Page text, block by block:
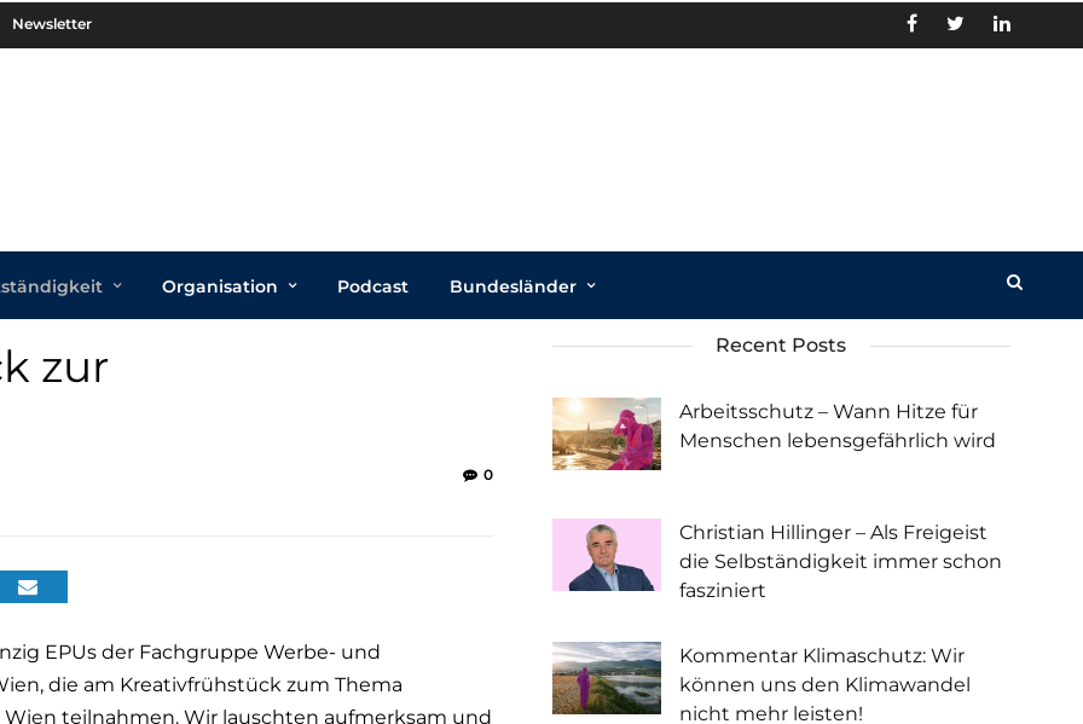
Newsletter
Organisation Podcast Bundesländer
zur
0
EPUs der Fachgruppe Werbe- und
die am Kreativfrühstück zum Thema
teilnahmen. Wir lauschten aufmerksam und
Recent Posts
Arbeitsschutz – Wann Hitze für
Menschen lebensgefährlich wird
Christian Hillinger – Als Freigeist
die Selbständigkeit immer schon
fasziniert
Kommentar Klimaschutz: Wir
können uns den Klimawandel
nicht mehr leisten!